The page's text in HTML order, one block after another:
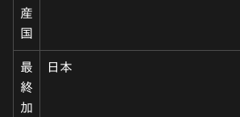
産
国
最
終
加
日本